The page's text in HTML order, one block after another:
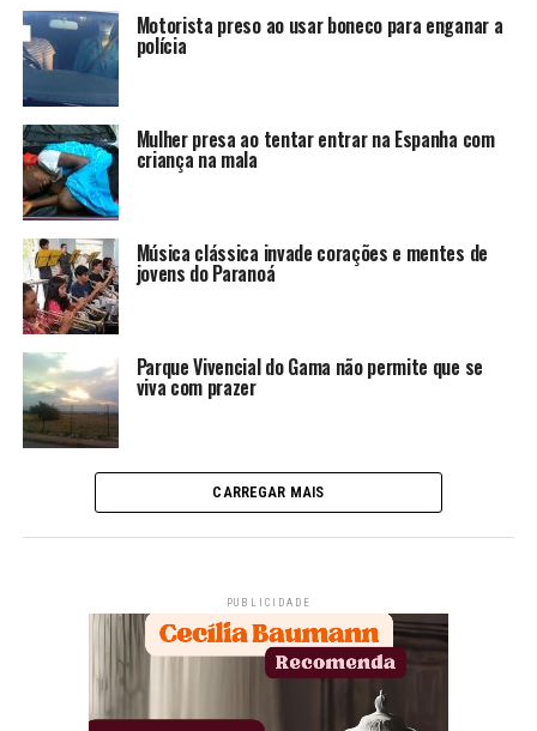
Motorista preso ao usar boneco para enganar a
polícia
Mulher presa ao tentar entrar na Espanha com
criança na mala
Música clássica invade corações e mentes de
jovens do Paranoá
Parque Vivencial do Gama não permite que se
viva com prazer
CARREGAR MAIS
PUBLICIDADE